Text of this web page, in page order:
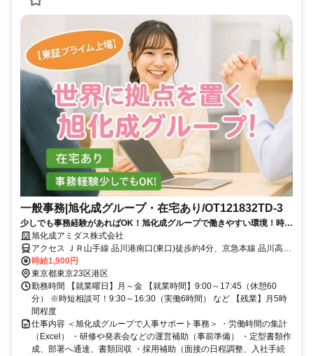
一般事務|旭化成グループ・在宅あり/OT121832TD-3
少しでも事務経験があればOK！旭化成グループで働きやすい環境！時短
相談可！
旭化成アミダス株式会社
アクセス ＪＲ山手線 品川港南口(東口)徒歩約4分、京急本線 品川高輪
口(京急)徒歩約8分 各線 品川駅（港南口）から徒歩5分
時給1,900円
東京都東京23区港区
勤務時間 【就業曜日】月～金 【就業時間】9:00～17:45（休憩60
分） ※時短相談可！9:30～16:30（実働6時間） など 【残業】月5時
間程度
仕事内容 ＜旭化成グループで人事サポート事務＞ ・労働時間の集計
（Excel） ・研修や発表会などの運営補助（事前準備） ・定型書類作
成、部署へ通達、書類回収 ・採用補助（面接の日程調整、入社手続